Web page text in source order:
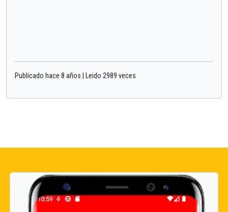
Publicado hace 8 años | Leido 2989 veces